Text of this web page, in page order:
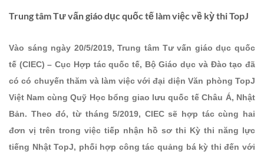
Trung tâm Tư vấn giáo dục quốc tế làm việc về kỳ thi TopJ
Vào sáng ngày 20/5/2019, Trung tâm Tư vấn giáo dục quốc
tế (CIEC) – Cục Hợp tác quốc tế, Bộ Giáo dục và Đào tạo đã
có có chuyến thăm và làm việc với đại diện Văn phòng TopJ
Việt Nam cùng Quỹ Học bổng giao lưu quốc tế Châu Á, Nhật
Bản. Theo đó, từ tháng 5/2019, CIEC sẽ hợp tác cùng hai
đơn vị trên trong việc tiếp nhận hồ sơ thi Kỳ thi năng lực
tiếng Nhật TopJ, phối hợp công tác quảng bá kỳ thi đến với